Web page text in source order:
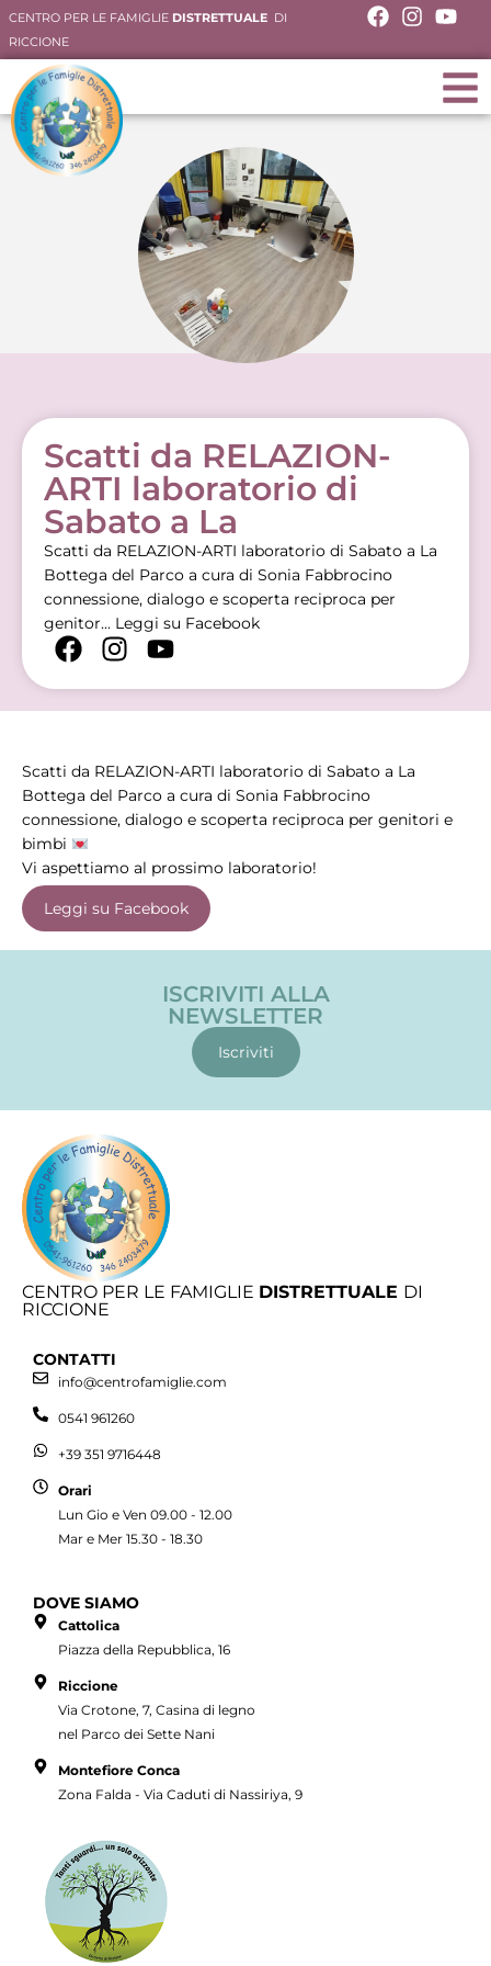
CENTRO PER LE FAMIGLIE DISTRETTUALE DI
RICCIONE
Scatti da RELAZION-
ARTI laboratorio di
Sabato a La
Scatti da RELAZION-ARTI laboratorio di Sabato a La
Bottega del Parco a cura di Sonia Fabbrocino
connessione, dialogo e scoperta reciproca per
genitor... Leggi su Facebook
Scatti da RELAZION-ARTI laboratorio di Sabato a La
Bottega del Parco a cura di Sonia Fabbrocino
connessione, dialogo e scoperta reciproca per genitori e
bimbi
Vi aspettiamo al prossimo laboratorio!
Leggi su Facebook
ISCRIVITI ALLA
NEWSLETTER
Iscriviti
CENTRO PER LE FAMIGLIE DISTRETTUALE DI
RICCIONE
CONTATTI
info@centrofamiglie.com
0541 961260
+39 351 9716448
Orari
Lun Gio e Ven 09.00 - 12.00
Mar e Mer 15.30 - 18.30
DOVE SIAMO
Cattolica
Piazza della Repubblica, 16
Riccione
Via Crotone, 7, Casina di legno
nel Parco dei Sette Nani
Montefiore Conca
Zona Falda - Via Caduti di Nassiriya, 9